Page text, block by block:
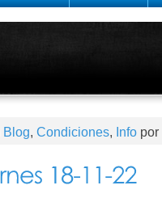
Blog, Condiciones, Info